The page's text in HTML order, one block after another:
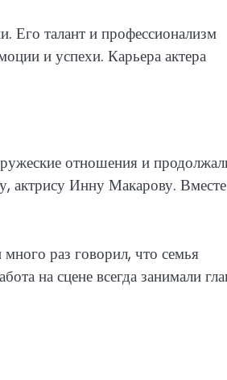
Его талант и профессионализм
и успехи. Карьера актера
отношения и
актрису Инну Макарову.
раз говорил, что семья
на сцене всегда занимали